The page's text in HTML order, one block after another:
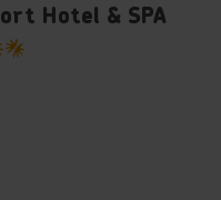
Hotel & SPA